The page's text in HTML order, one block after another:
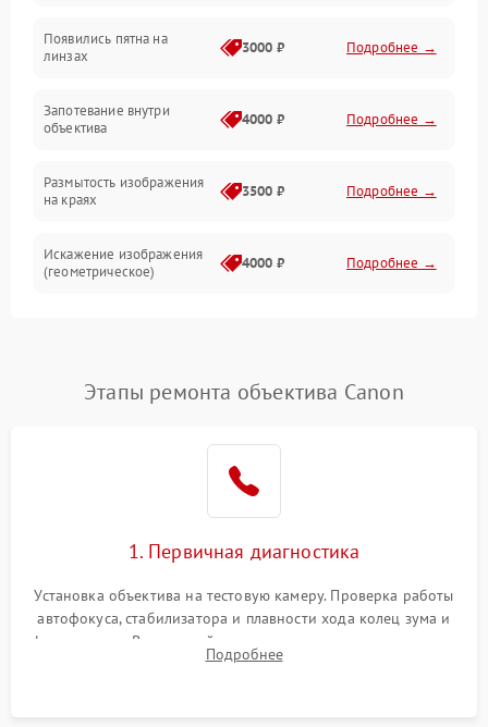
Появились пятна на
линзах
3000 ₽ Подробнее →
Запотевание внутри
объектива
4000 ₽ Подробнее →
Размытость изображения
на краях
3500 ₽ Подробнее →
Искажение изображения
(геометрическое)
4000 ₽ Подробнее →
Проблемы с резкостью
Этапы ремонта объектива Canon
1. Первичная диагностика
Установка объектива на тестовую камеру. Проверка работы
автофокуса, стабилизатора и плавности хода колец зума и
фокусировки. Визуальный осмотр линз на наличие царапин,
грибка, пыли и оценка состояния контактов байонета.
Подробнее